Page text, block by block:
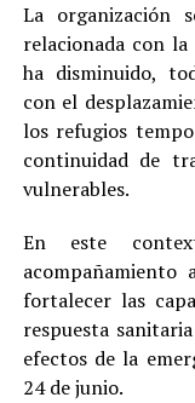
La organización
relacionada con
ha disminuido,
con el
los refugios
continuidad de
vulnerables.
En este
acompañamiento
fortalecer las
respuesta
efectos de la
24 de junio.